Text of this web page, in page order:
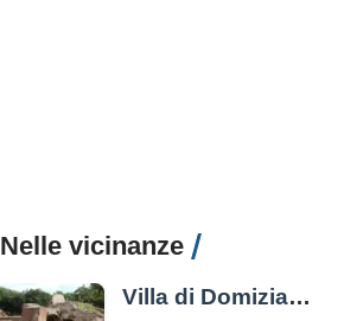
Nelle vicinanze
Villa di Domiziano a Sabaudia